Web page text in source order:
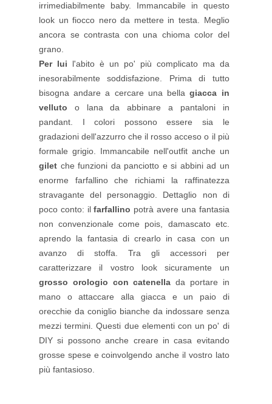
irrimediabilmente baby. Immancabile in questo
look un fiocco nero da mettere in testa. Meglio
ancora se contrasta con una chioma color del
grano.
Per lui l'abito è un po' più complicato ma da
inesorabilmente soddisfazione. Prima di tutto
bisogna andare a cercare una bella giacca in
velluto o lana da abbinare a pantaloni in
pandant. I colori possono essere sia le
gradazioni dell'azzurro che il rosso acceso o il più
formale grigio. Immancabile nell'outfit anche un
gilet che funzioni da panciotto e si abbini ad un
enorme farfallino che richiami la raffinatezza
stravagante del personaggio. Dettaglio non di
poco conto: ilfarfallino potrà avere una fantasia
non convenzionale come pois, damascato etc.
aprendo la fantasia di crearlo in casa con un
avanzo di stoffa. Tra gli accessori per
caratterizzare il vostro look sicuramente un
grosso orologio con catenella da portare in
mano o attaccare alla giacca e un paio di
orecchie da coniglio bianche da indossare senza
mezzi termini. Questi due elementi con un po' di
DIY si possono anche creare in casa evitando
grosse spese e coinvolgendo anche il vostro lato
più fantasioso.